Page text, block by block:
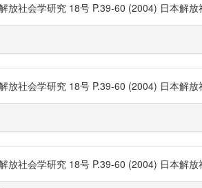
放社会学研究 18号 P.39-60 (2004) 日本解
放社会学研究 18号 P.39-60 (2004) 日本解
放社会学研究 18号 P.39-60 (2004) 日本解